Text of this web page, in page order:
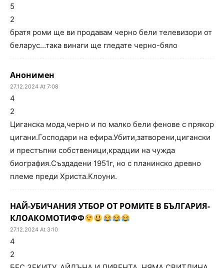
5
2
братя роми ще ви продавам черно бели телевизори от
беларус…така винаги ще гледате черно-бяло
Анонимен
27.12.2024 At 7:08
4
2
Циганска мода,черно и по малко бели фенове с прякор
цигани.Господари на ефира.Убити,затворени,цигански
и престъпни собственици,крадции на чужда
биография.Създадени 1951г, но с планинско древно
племе преди Христа.Клоуни.
НАЙ-УБИЧАНИЯ УТБОР ОТ РОМИТЕ В БЪЛГАРИЯ-
КЛОАКОМОТИФФ
27.12.2024 At 3:10
4
2